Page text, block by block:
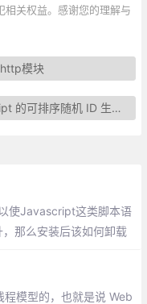
相关权益。感谢您的理解与
模块
可排序随机 ID 生成器
使Javascript这类脚本语
那么安装后该如何卸载
模型的，也就是说 Web